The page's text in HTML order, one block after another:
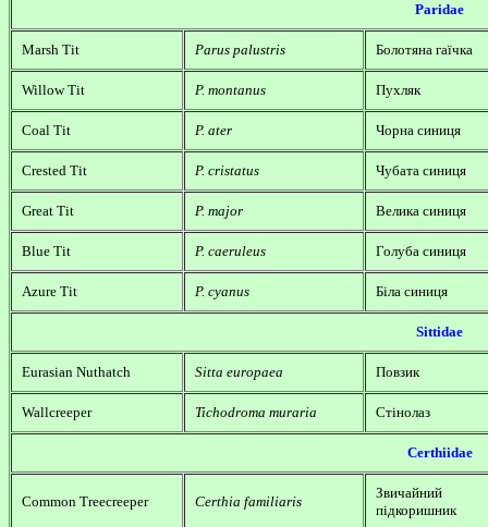
Paridae
Marsh Tit Parus palustris Болотяна гаїчка
Willow Tit P. montanus Пухляк
Coal Tit P. ater Чорна синиця
Crested Tit P. cristatus Чубата синиця
Great Tit P. major Велика синиця
Blue Tit P. caeruleus Голуба синиця
Azure Tit P. cyanus Біла синиця
Sittidae
Eurasian Nuthatch Sitta europaea Повзик
Wallcreeper Tichodroma muraria Стінолаз
Certhiidae
Common Treecreeper Certhia familiaris
Звичайний
підкоришник